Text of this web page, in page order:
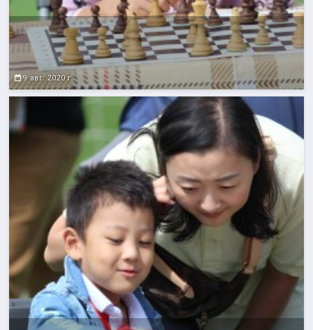
9 авг. 2020 г.